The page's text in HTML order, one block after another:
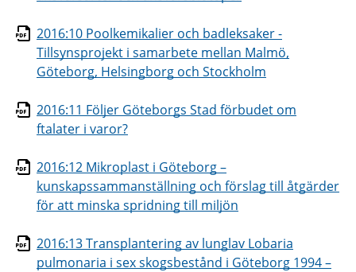
2016:10 Poolkemikalier och badleksaker -
Tillsynsprojekt i samarbete mellan Malmö,
Göteborg, Helsingborg och Stockholm
2016:11 Följer Göteborgs Stad förbudet om
ftalater i varor?
2016:12 Mikroplast i Göteborg –
kunskapssammanställning och förslag till åtgärder
för att minska spridning till miljön
2016:13 Transplantering av lunglav Lobaria
pulmonaria i sex skogsbestånd i Göteborg 1994 –